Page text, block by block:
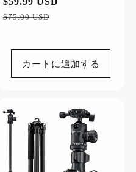
常
格
$75.00 USD
カートに追加する